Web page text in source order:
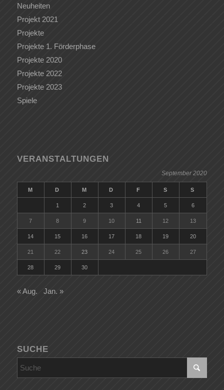
Neuheiten
Projekt 2021
Projekte
Projekte 1. Förderphase
Projekte 2020
Projekte 2022
Projekte 2023
Spiele
VERANSTALTUNGEN
September 2020
M D M D F S S
1 2 3 4 5 6
7 8 9 10 11 12 13
14 15 16 17 18 19 20
21 22 23 24 25 26 27
28 29 30
« Aug. Jan. »
SUCHE